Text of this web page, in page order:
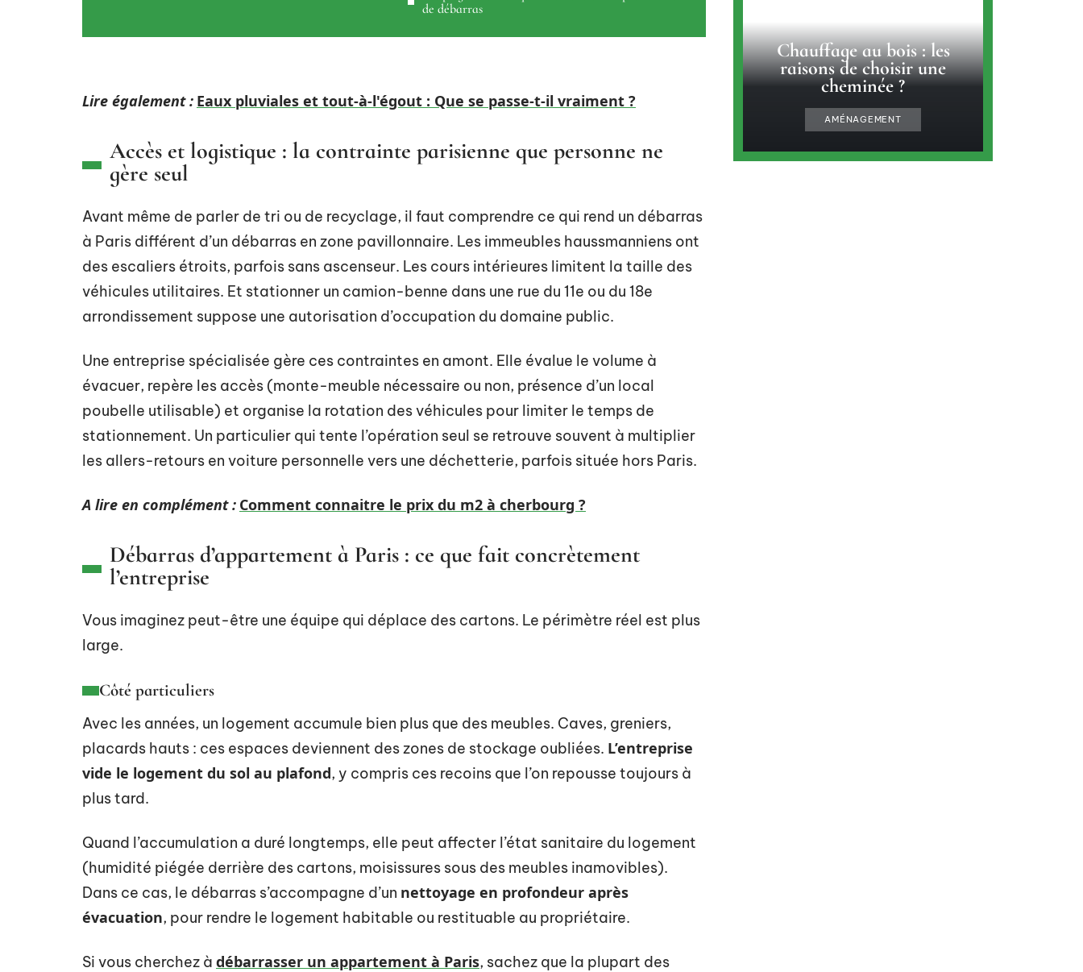
de débarras
Lire également : Eaux pluviales et tout-à-l'égout : Que se passe-t-il vraiment ?
Accès et logistique : la contrainte parisienne que personne ne
gère seul
Avant même de parler de tri ou de recyclage, il faut comprendre ce qui rend un débarras
à Paris différent d’un débarras en zone pavillonnaire. Les immeubles haussmanniens ont
des escaliers étroits, parfois sans ascenseur. Les cours intérieures limitent la taille des
véhicules utilitaires. Et stationner un camion-benne dans une rue du 11e ou du 18e
arrondissement suppose une autorisation d’occupation du domaine public.
Une entreprise spécialisée gère ces contraintes en amont. Elle évalue le volume à
évacuer, repère les accès (monte-meuble nécessaire ou non, présence d’un local
poubelle utilisable) et organise la rotation des véhicules pour limiter le temps de
stationnement. Un particulier qui tente l’opération seul se retrouve souvent à multiplier
les allers-retours en voiture personnelle vers une déchetterie, parfois située hors Paris.
A lire en complément : Comment connaitre le prix du m2 à cherbourg ?
Débarras d’appartement à Paris : ce que fait concrètement
l’entreprise
Vous imaginez peut-être une équipe qui déplace des cartons. Le périmètre réel est plus
large.
Côté particuliers
Avec les années, un logement accumule bien plus que des meubles. Caves, greniers,
placards hauts : ces espaces deviennent des zones de stockage oubliées. L’entreprise
vide le logement du sol au plafond, y compris ces recoins que l’on repousse toujours à
plus tard.
Quand l’accumulation a duré longtemps, elle peut affecter l’état sanitaire du logement
(humidité piégée derrière des cartons, moisissures sous des meubles inamovibles).
Dans ce cas, le débarras s’accompagne d’un nettoyage en profondeur après
évacuation, pour rendre le logement habitable ou restituable au propriétaire.
Si vous cherchez à débarrasser un appartement à Paris, sachez que la plupart des
Chauffage au bois : les
raisons de choisir une
cheminée ?
AMÉNAGEMENT